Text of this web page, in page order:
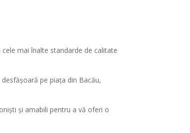
mai înalte standarde de calitate
pe piața din Bacău,
și amabili pentru a vă oferi o